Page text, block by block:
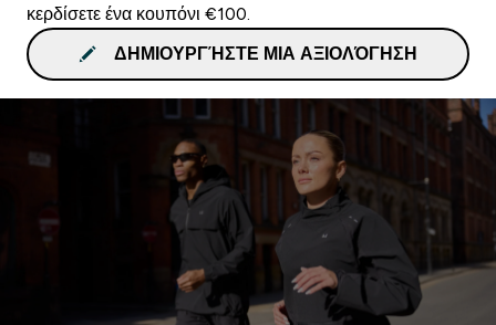
κερδίσετε ένα κουπόνι €100.
ΔΗΜΙΟΥΡΓΉΣΤΕ ΜΙΑ ΑΞΙΟΛΌΓΗΣΗ